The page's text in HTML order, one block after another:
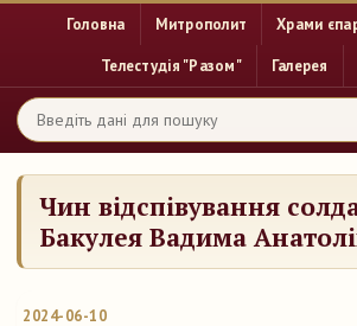
Головна Митрополит Храми
Телестудія "Разом" Галерея
Чин відспівування
Бакулея Вадима
2024-06-10